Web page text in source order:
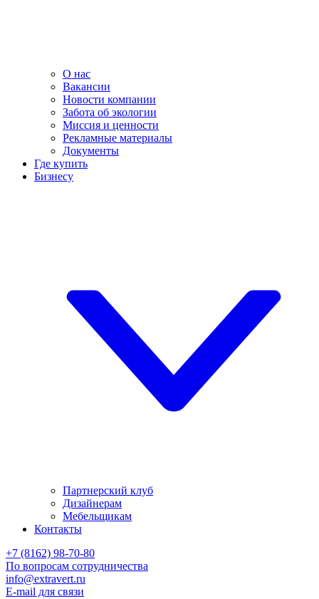
О нас
Вакансии
Новости компании
Забота об экологии
Миссия и ценности
Рекламные материалы
Документы
Где купить
Бизнесу
Партнерский клуб
Дизайнерам
Мебельщикам
Контакты
+7 (8162) 98-70-80
По вопросам сотрудничества
info@extravert.ru
E-mail для связи